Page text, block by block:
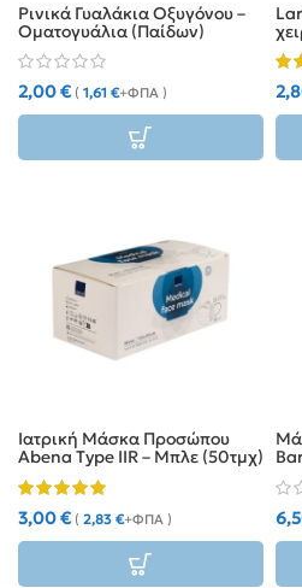
Ρινικά Γυαλάκια Οξυγόνου –
Οματογυάλια (Παίδων)
2,00€ ( 1,61 €+ΦΠΑ )
Ιατρική Μάσκα Προσώπου
Abena Type IIR – Μπλε (50τμχ)
3,00€ ( 2,83 €+ΦΠΑ )